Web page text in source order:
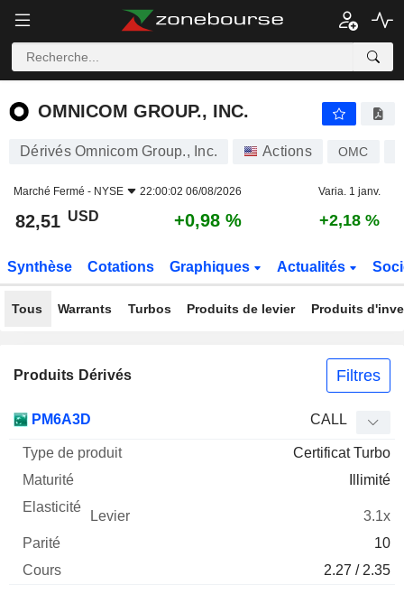
OMNICOM GROUP., INC.
OMNICOM GROUP., INC.
Dérivés Omnicom Group., Inc. Actions OMC
Marché Fermé - NYSE 22:00:02 06/08/2026 Varia. 1 janv.
82,51 USD +0,98 % +2,18 %
Synthèse Cotations Graphiques Actualités
Tous Warrants Turbos Produits de levier Produits
Produits Dérivés Filtres
Mnemo Type produit
Levier Parité
PM6A3D CALL
Certificat Turbo
Illimité
3.1x
10
2.27 / 2.35